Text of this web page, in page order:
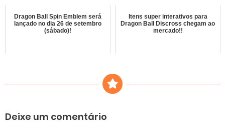
Dragon Ball Spin Emblem será
lançado no dia 26 de setembro
(sábado)!
Itens super interativos para
Dragon Ball Discross chegam ao
mercado!!
Deixe um comentário